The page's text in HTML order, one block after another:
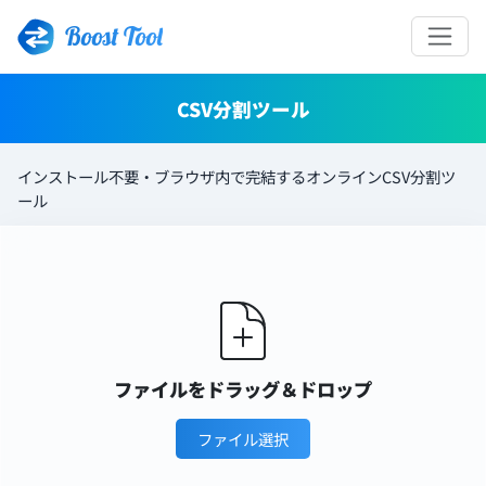
Boost Tool
CSV分割ツール
インストール不要・ブラウザ内で完結するオンラインCSV分割ツ
ール
ファイルをドラッグ＆ドロップ
ファイル選択